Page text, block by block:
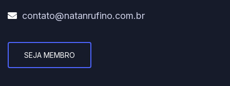
contato@natanrufino.com.br
SEJA MEMBRO